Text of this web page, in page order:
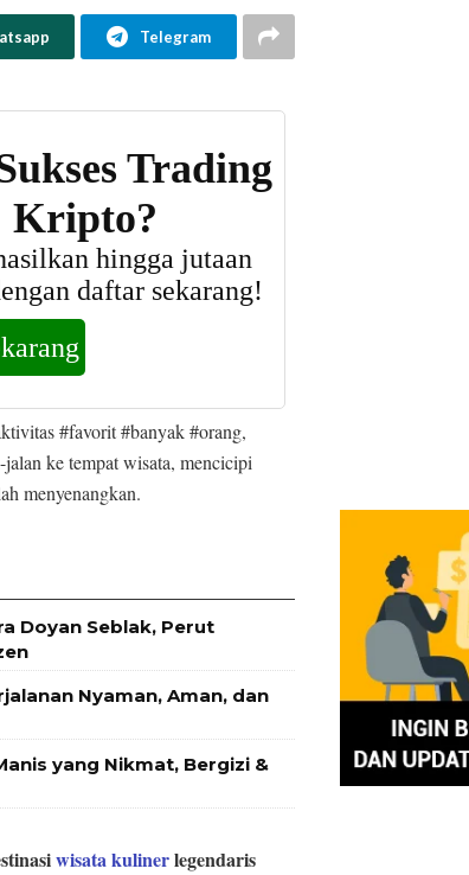
Telegram
#favorit #banyak #orang,
jalan ke tempat wisata, mencicipi
menyenangkan.
Doyan Seblak, Perut
Nyaman, Aman, dan
yang Nikmat, Bergizi &
wisata kulinerlegendaris